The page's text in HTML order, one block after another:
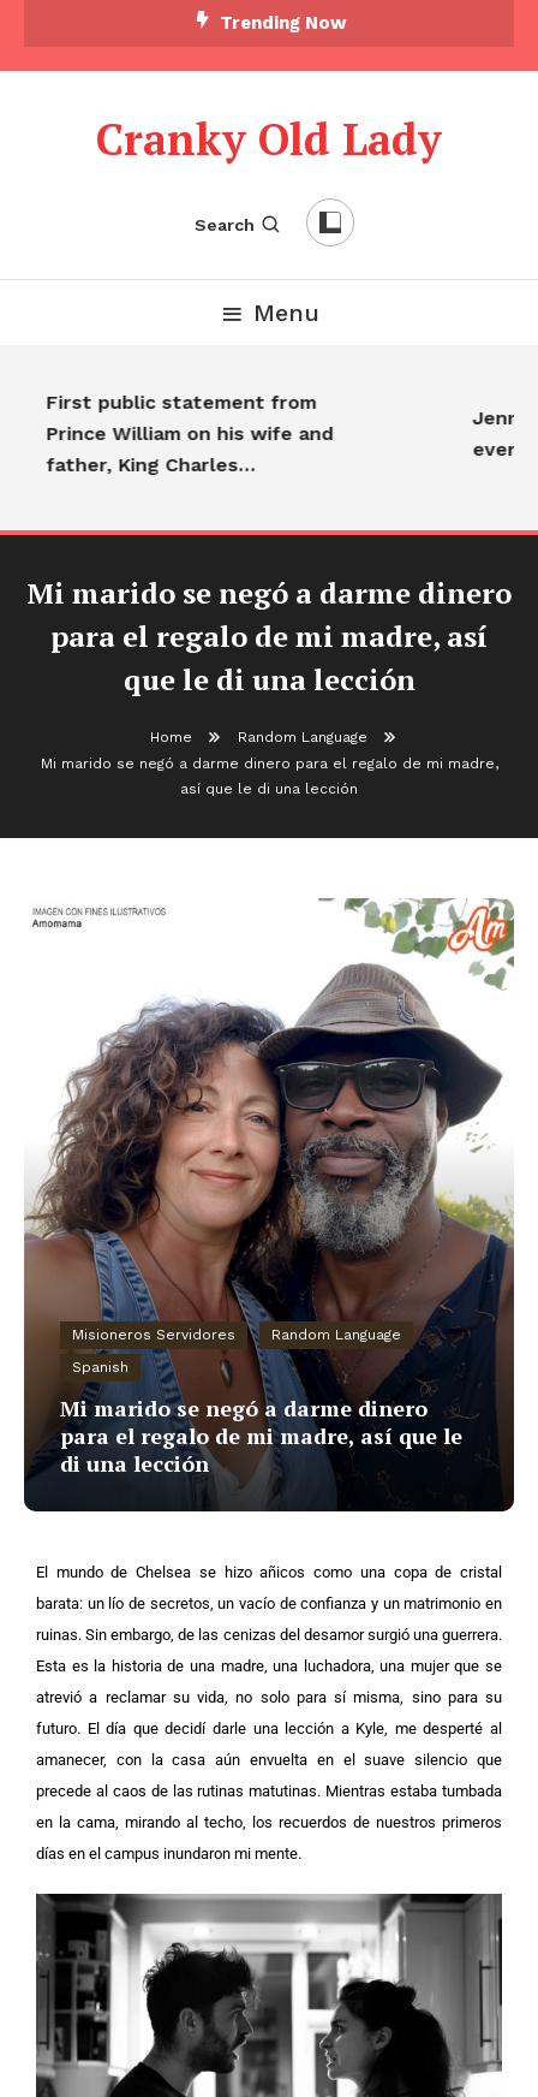
Trending Now
Cranky Old Lady
Search
Menu
First public statement from
Prince William on his wife and
father, King Charles…
Mi marido se negó a darme dinero
para el regalo de mi madre, así
que le di una lección
Home
Random Language
Mi marido se negó a darme dinero para el regalo de mi madre,
así que le di una lección
Misioneros Servidores
Random Language
Spanish
Mi marido se negó a darme dinero
para el regalo de mi madre, así que le
di una lección
El mundo de Chelsea se hizo añicos como una copa de cristal
barata: un lío de secretos, un vacío de confianza y un matrimonio en
ruinas. Sin embargo, de las cenizas del desamor surgió una guerrera.
Esta es la historia de una madre, una luchadora, una mujer que se
atrevió a reclamar su vida, no solo para sí misma, sino para su
futuro. El día que decidí darle una lección a Kyle, me desperté al
amanecer, con la casa aún envuelta en el suave silencio que
precede al caos de las rutinas matutinas. Mientras estaba tumbada
en la cama, mirando al techo, los recuerdos de nuestros primeros
días en el campus inundaron mi mente.